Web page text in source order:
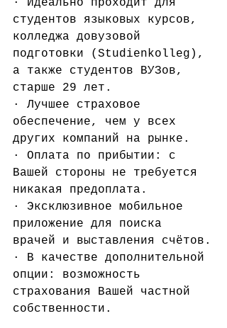
· Идеально проходит для
студентов языковых курсов,
колледжа довузовой
подготовки (Studienkolleg),
а также студентов ВУЗов,
старше 29 лет.
· Лучшее страховое
обеспечение, чем у всех
других компаний на рынке.
· Оплата по прибытии: с
Вашей стороны не требуется
никакая предоплата.
· Эксклюзивное мобильное
приложение для поиска
врачей и выставления счётов.
· В качестве дополнительной
опции: возможность
страхования Вашей частной
собственности.